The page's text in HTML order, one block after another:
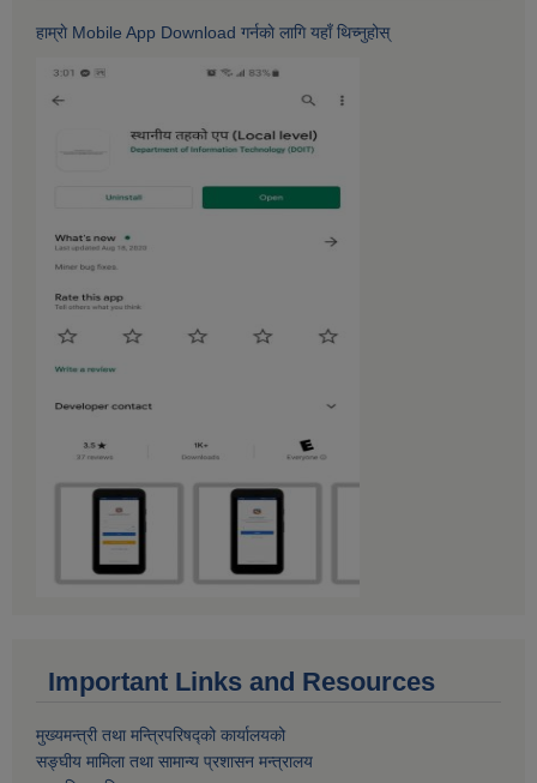
हाम्राे Mobile App Download गर्नकाे लागि यहाँ थिच्नुहोस्‌
Important Links and Resources
मुख्यमन्त्री तथा मन्त्रिपरिषद्को कार्यालयको
सङ्घीय मामिला तथा सामान्य प्रशासन मन्त्रालय